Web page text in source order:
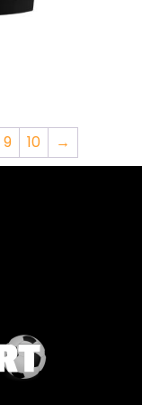
9 10 →